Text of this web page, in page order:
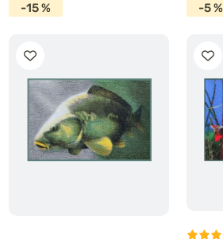
-15 % -5 %